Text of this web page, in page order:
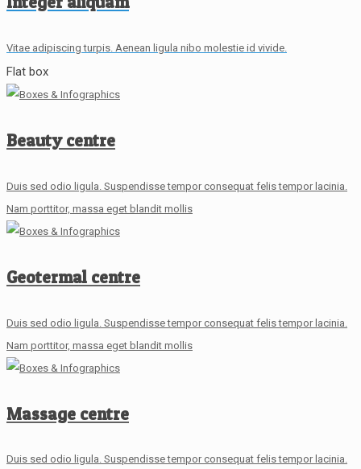
Vitae adipiscing turpis. Aenean ligula nibo molestie id vivide.
Flat box
Beauty centre
Duis sed odio ligula. Suspendisse tempor consequat felis tempor lacinia.
Nam porttitor, massa eget blandit mollis
Geotermal centre
Duis sed odio ligula. Suspendisse tempor consequat felis tempor lacinia.
Nam porttitor, massa eget blandit mollis
Massage centre
Duis sed odio ligula. Suspendisse tempor consequat felis tempor lacinia.